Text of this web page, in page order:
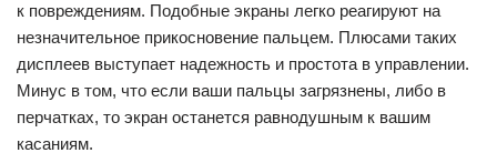
к повреждениям. Подобные экраны легко реагируют на
незначительное прикосновение пальцем. Плюсами таких
дисплеев выступает надежность и простота в управлении.
Минус в том, что если ваши пальцы загрязнены, либо в
перчатках, то экран останется равнодушным к вашим
касаниям.